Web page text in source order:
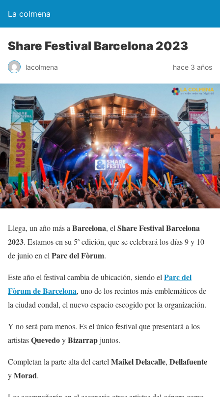
La colmena
Share Festival Barcelona 2023
lacolmena hace 3 años
Llega, un año más a Barcelona, el Share Festival Barcelona
2023. Estamos en su 5ª edición, que se celebrará los días 9 y 10
de junio en el Parc del Fòrum.
Este año el festival cambia de ubicación, siendo el Parc del
Fòrum de Barcelona, uno de los recintos más emblemáticos de
la ciudad condal, el nuevo espacio escogido por la organización.
Y no será para menos. Es el único festival que presentará a los
artistasQuevedoyBizarrapjuntos.
Completan la parte alta del cartel Maikel Delacalle, Dellafuente
yMorad.